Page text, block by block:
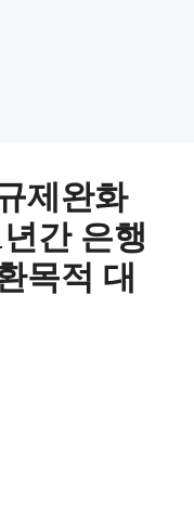
제완화
간 은행
목적 대